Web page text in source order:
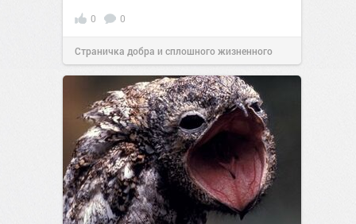
0 0
Страничка добра и сплошного жизненного
позитива!00:29Сегодня